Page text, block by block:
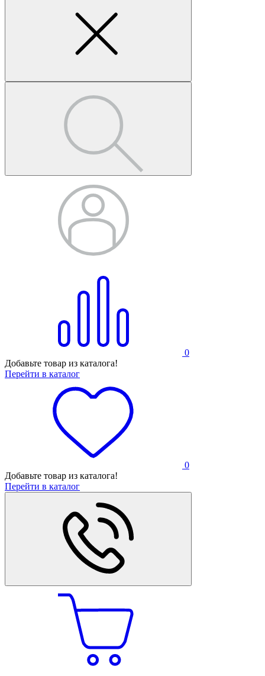
0
Добавьте товар из каталога!
Перейти в каталог
0
Добавьте товар из каталога!
Перейти в каталог